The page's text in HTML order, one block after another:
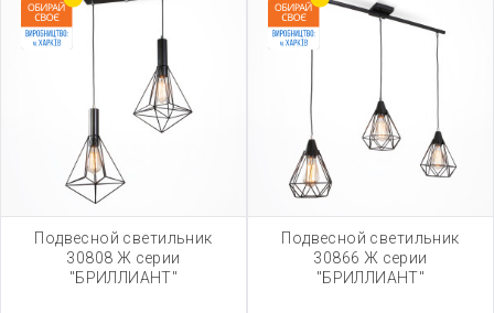
Подвесной светильник
30808 Ж серии
"БРИЛЛИАНТ"
Подвесной светильник
30866 Ж серии
"БРИЛЛИАНТ"